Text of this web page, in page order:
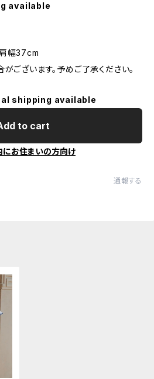
available
幅37cm
ございます。予めご了承ください。
shipping available
to cart
にお住まいの方向け
通報する